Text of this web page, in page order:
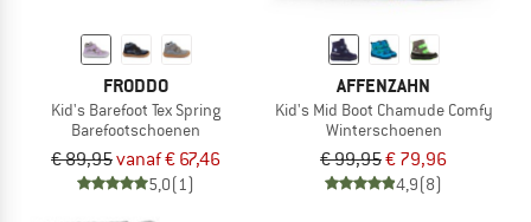
FRODDO
Kid's Barefoot Tex Spring
Barefootschoenen
€ 89,95vanaf € 67,46
5,0(1)
AFFENZAHN
Kid's Mid Boot Chamude Comfy
Winterschoenen
€ 99,95€ 79,96
4,9(8)